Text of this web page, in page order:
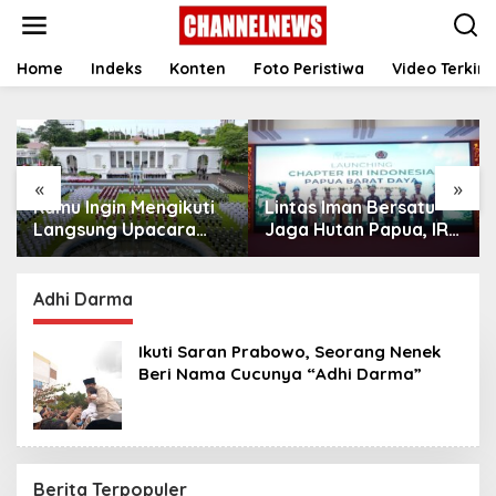
t
Home Indeks Konten Foto Peristiwa Video Terkini
« »
Kamu Ingin Mengikuti
Langsung Upacara
HUT Ke-81
Istana? Ini Link
Pendaftaran Resminya
Lintas Iman Bersatu
Jaga Hutan Papua, IRI
Indonesia Resmikan
Adhi Darma
Ikuti Saran Prabowo, Seorang Nenek
Beri Nama Cucunya “Adhi Darma”
Berita Terpopuler